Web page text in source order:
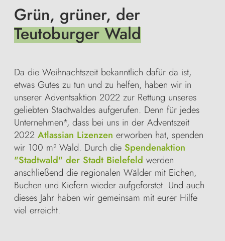
Grün, grüner, der
Teutoburger Wald
Da die Weihnachtszeit bekanntlich dafür da ist,
etwas Gutes zu tun und zu helfen, haben wir in
unserer Adventsaktion 2022 zur Rettung unseres
geliebten Stadtwaldes aufgerufen. Denn für jedes
Unternehmen*, dass bei uns in der Adventszeit
2022 Atlassian Lizenzen erworben hat, spenden
wir 100 m² Wald. Durch die Spendenaktion
"Stadtwald" der Stadt Bielefeld werden
anschließend die regionalen Wälder mit Eichen,
Buchen und Kiefern wieder aufgeforstet. Und auch
dieses Jahr haben wir gemeinsam mit eurer Hilfe
viel erreicht.